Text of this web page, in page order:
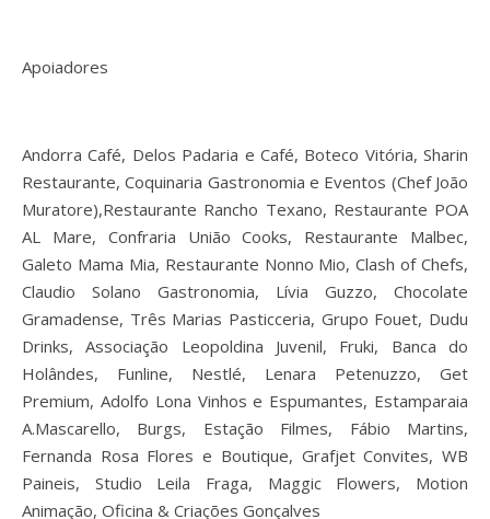
Apoiadores
Andorra Café, Delos Padaria e Café, Boteco Vitória, Sharin
Restaurante, Coquinaria Gastronomia e Eventos (Chef João
Muratore),Restaurante Rancho Texano, Restaurante POA
AL Mare, Confraria União Cooks, Restaurante Malbec,
Galeto Mama Mia, Restaurante Nonno Mio, Clash of Chefs,
Claudio Solano Gastronomia, Lívia Guzzo, Chocolate
Gramadense, Três Marias Pasticceria, Grupo Fouet, Dudu
Drinks, Associação Leopoldina Juvenil, Fruki, Banca do
Holândes, Funline, Nestlé, Lenara Petenuzzo, Get
Premium, Adolfo Lona Vinhos e Espumantes, Estamparaia
A.Mascarello, Burgs, Estação Filmes, Fábio Martins,
Fernanda Rosa Flores e Boutique, Grafjet Convites, WB
Paineis, Studio Leila Fraga, Maggic Flowers, Motion
Animação, Oficina & Criações Gonçalves